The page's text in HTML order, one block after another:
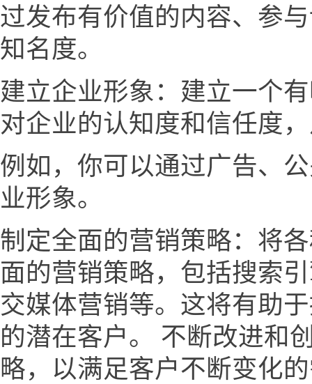
过发布有价值的内容、参
知名度。
建立企业形象：建立一个
对企业的认知度和信任度
例如，你可以通过广告、
业形象。
制定全面的营销策略：将
面的营销策略，包括搜索
交媒体营销等。这将有助
的潜在客户。 不断改进和
略，以满足客户不断变化